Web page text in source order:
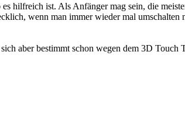
hilfreich ist. Als Anfänger mag sein, die
wenn man immer wieder mal
aber bestimmt schon wegen dem 3D